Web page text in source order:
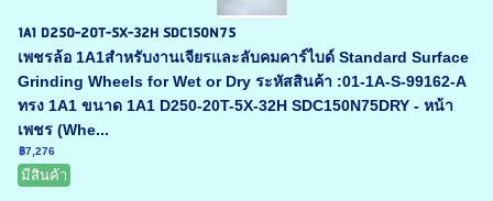
1A1 D250-20T-5X-32H SDC150N75
เพชรล้อ 1A1สำหรับงานเจียรและลับคมคาร์ไบด์ Standard Surface
Grinding Wheels for Wet or Dry ระหัสสินค้า :01-1A-S-99162-A
ทรง 1A1 ขนาด 1A1 D250-20T-5X-32H SDC150N75DRY - หน้า
เพชร (Whe...
฿7,276
มีสินค้า